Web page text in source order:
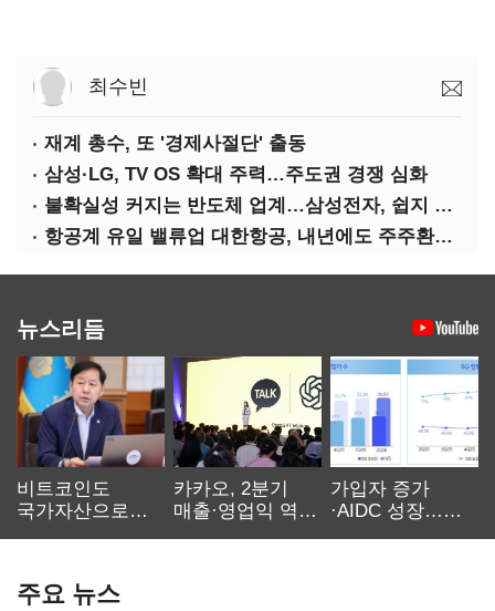
최수빈
재계 총수, 또 '경제사절단' 출동
삼성·LG, TV OS 확대 주력…주도권 경쟁 심화
불확실성 커지는 반도체 업계…삼성전자, 쉽지 않은 하반기
항공계 유일 밸류업 대한항공, 내년에도 주주환원 확대 기조
뉴스리듬
비트코인도
국가자산으로…'
카카오, 2분기
매출·영업익 역대
가입자 증가
·AIDC 성장…
주요 뉴스